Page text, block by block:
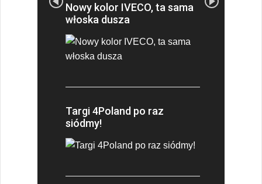
Nowy kolor IVECO, ta sama
włoska dusza
Targi 4Poland po raz
siódmy!